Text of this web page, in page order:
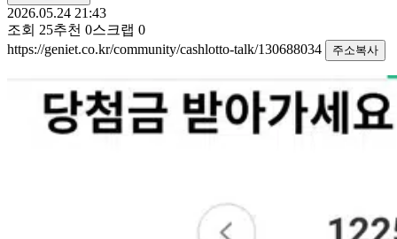
2026.05.24 21:43
조회 25추천 0스크랩 0
https://geniet.co.kr/community/cashlotto-talk/130688034
주소복사